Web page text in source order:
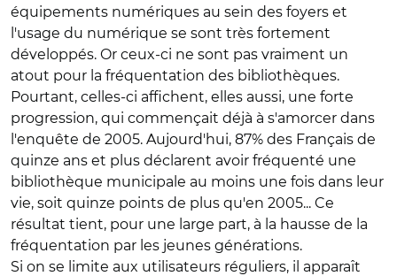
équipements numériques au sein des foyers et
l'usage du numérique se sont très fortement
développés. Or ceux-ci ne sont pas vraiment un
atout pour la fréquentation des bibliothèques.
Pourtant, celles-ci affichent, elles aussi, une forte
progression, qui commençait déjà à s'amorcer dans
l'enquête de 2005. Aujourd'hui, 87% des Français de
quinze ans et plus déclarent avoir fréquenté une
bibliothèque municipale au moins une fois dans leur
vie, soit quinze points de plus qu'en 2005... Ce
résultat tient, pour une large part, à la hausse de la
fréquentation par les jeunes générations.
Si on se limite aux utilisateurs réguliers, il apparaît